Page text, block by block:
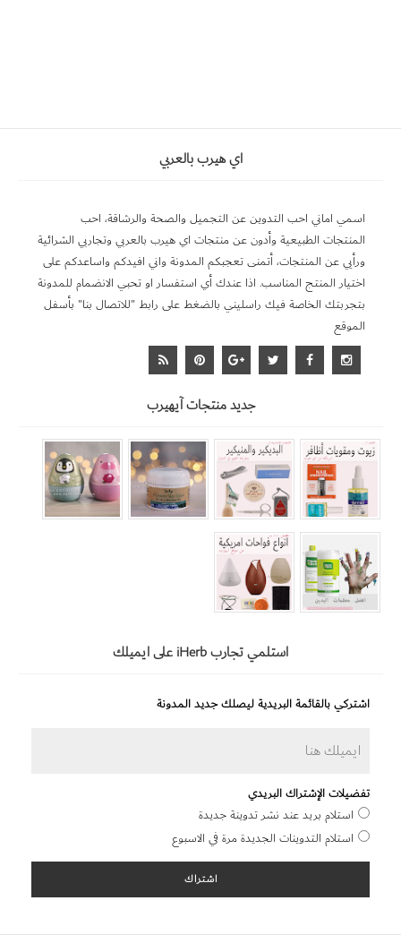
اي هيرب بالعربي
اسمي اماني احب التدوين عن التجميل والصحة والرشاقة، احب
المنتجات الطبيعية وأدون عن منتجات اي هيرب بالعربي وتجاربي الشرائية
ورأيي عن المنتجات، أتمنى تعجبكم المدونة واني افيدكم واساعدكم على
اختيار المنتج المناسب. اذا عندك أي استفسار او تحبي الانضمام للمدونة
بتجربتك الخاصة فيك راسليني بالضغط على رابط "للاتصال بنا" بأسفل
الموقع
جديد منتجات آيهيرب
استلمي تجارب iHerb على ايميلك
اشتركي بالقائمة البريدية ليصلك جديد المدونة
تفضيلات الإشتراك البريدي
استلام بريد عند نشر تدوينة جديدة
استلام التدوينات الجديدة مرة في الاسبوع